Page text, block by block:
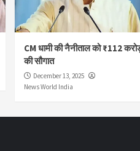
CM धामी की नैनीताल को ₹112
की सौगात
December 13, 2025
News World India